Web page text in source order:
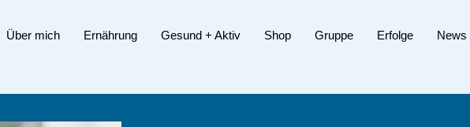
Über mich Ernährung Gesund + Aktiv Shop Gruppe Erfolge News